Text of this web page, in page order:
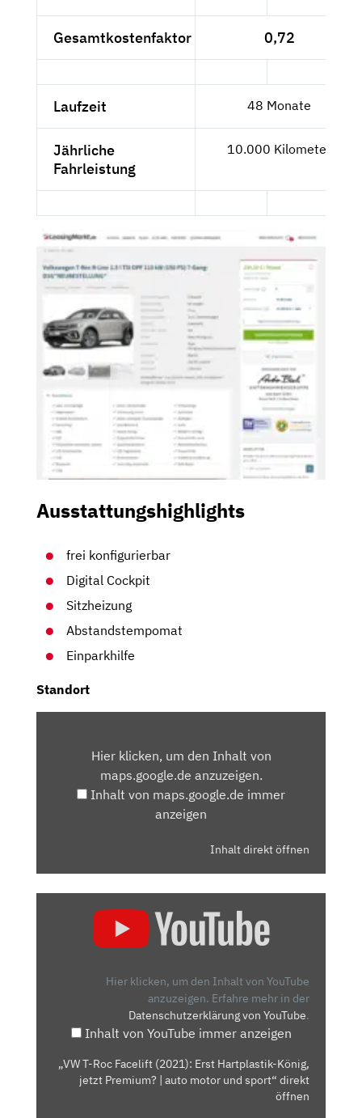
Gesamtkostenfaktor 0,72
Laufzeit 48 Monate
Jährliche
Fahrleistung
10.000 Kilometer
Ausstattungshighlights
frei konfigurierbar
Digital Cockpit
Sitzheizung
Abstandstempomat
Einparkhilfe
Standort
MAPS.GOOGLE.DEHier klicken, um den Inhalt von
maps.google.de anzuzeigen.
Inhalt von maps.google.de immer
anzeigen
Inhalt direkt öffnen
KÖNIG,
JETZT
PREMIUM?
Hier klicken, um den Inhalt von YouTube
anzuzeigen. Erfahre mehr in der
Datenschutzerklärung von YouTube.
Inhalt von YouTube immer anzeigen
„VW T-Roc Facelift (2021): Erst Hartplastik-König,
jetzt Premium? | auto motor und sport“ direkt
öffnen